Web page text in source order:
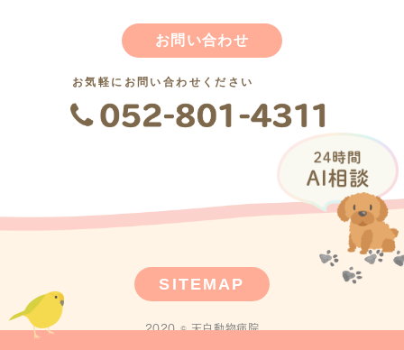
お問い合わせ
お気軽にお問い合わせください
SITEMAP
2020 © 天白動物病院